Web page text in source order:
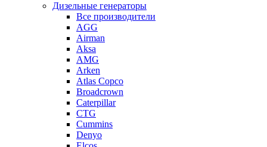
Дизельные генераторы
Все производители
AGG
Airman
Aksa
AMG
Arken
Atlas Copco
Broadcrown
Caterpillar
CTG
Cummins
Denyo